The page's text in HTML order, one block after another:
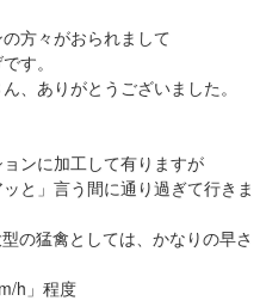
方々がおられまして
す。
、ありがとうございました。
ンに加工して有りますが
と」言う間に通り過ぎて行きま
の猛禽としては、かなりの早さ
h」程度